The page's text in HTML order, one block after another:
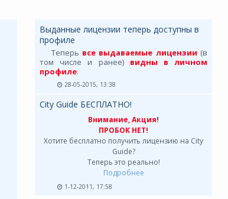
Выданные лицензии теперь доступны в
профиле
Теперь все выдаваемые лицензии (в
том числе и ранее) видны в личном
профиле.
28-05-2015, 13:38
City Guide БЕСПЛАТНО!
Внимание, Акция!
ПРОБОК НЕТ!
Хотите бесплатно получить лицензию на City
Guide?
Теперь это реально!
Подробнее
1-12-2011, 17:58